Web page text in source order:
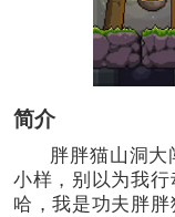
简介
胖胖猫山洞大
小样，别以为我
哈，我是功夫胖